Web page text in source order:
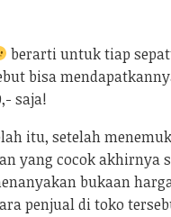
berarti untuk tiap
bisa
saja!
itu, setelah
yang cocok akhirnya
bukaan
penjual di toko